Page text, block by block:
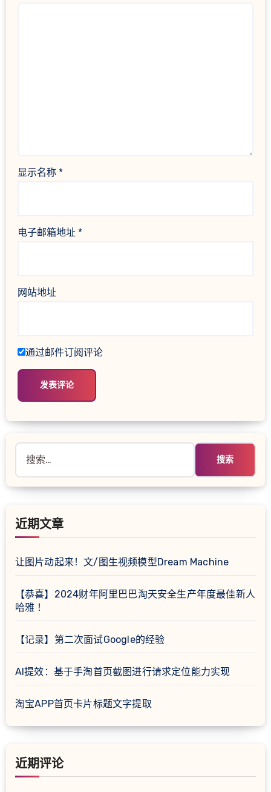
显示名称 *
电子邮箱地址 *
网站地址
通过邮件订阅评论
索：
近期文章
让图片动起来！文/图生视频模型Dream Machine
【恭喜】2024财年阿里巴巴淘天安全生产年度最佳新人
哈雅 ！
【记录】第二次面试Google的经验
AI提效：基于手淘首页截图进行请求定位能力实现
淘宝APP首页卡片标题文字提取
近期评论